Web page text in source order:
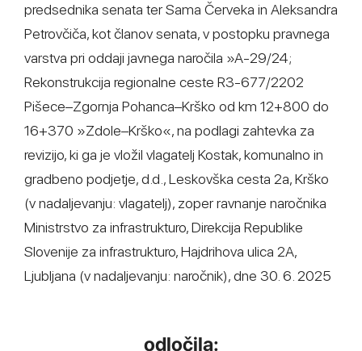
predsednika senata ter Sama Červeka in Aleksandra
Petrovčiča, kot članov senata, v postopku pravnega
varstva pri oddaji javnega naročila »A-29/24;
Rekonstrukcija regionalne ceste R3-677/2202
Pišece–Zgornja Pohanca–Krško od km 12+800 do
16+370 »Zdole–Krško«, na podlagi zahtevka za
revizijo, ki ga je vložil vlagatelj Kostak, komunalno in
gradbeno podjetje, d.d., Leskovška cesta 2a, Krško
(v nadaljevanju: vlagatelj), zoper ravnanje naročnika
Ministrstvo za infrastrukturo, Direkcija Republike
Slovenije za infrastrukturo, Hajdrihova ulica 2A,
Ljubljana (v nadaljevanju: naročnik), dne 30. 6. 2025
odločila: